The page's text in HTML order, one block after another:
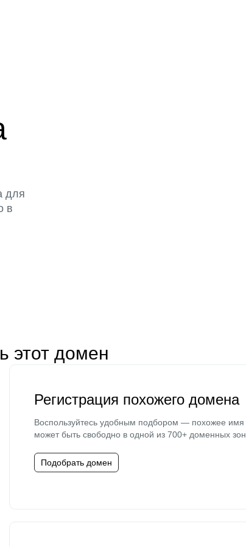
для
в
этот домен
Регистрация похожего домена
Воспользуйтесь удобным подбором — похожее имя
может быть свободно в одной из 700+ доменных зон.
Подобрать домен